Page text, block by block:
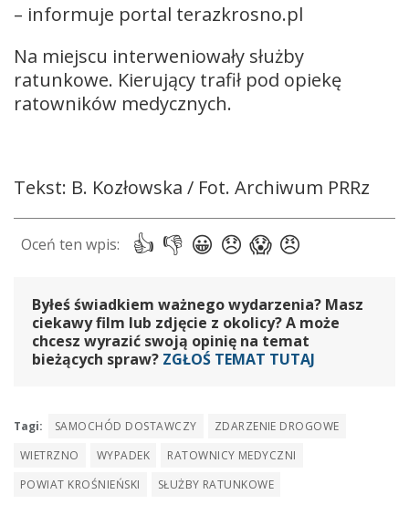
– informuje portal terazkrosno.pl
Na miejscu interweniowały służby
ratunkowe. Kierujący trafił pod opiekę
ratowników medycznych.
Tekst: B. Kozłowska / Fot. Archiwum PRRz
Byłeś świadkiem ważnego wydarzenia? Masz
ciekawy film lub zdjęcie z okolicy? A może
chcesz wyrazić swoją opinię na temat
bieżących spraw? ZGŁOŚ TEMAT TUTAJ
Tagi: SAMOCHÓD DOSTAWCZY
ZDARZENIE DROGOWE
WIETRZNO
WYPADEK
RATOWNICY MEDYCZNI
POWIAT KROŚNIEŃSKI
SŁUŻBY RATUNKOWE